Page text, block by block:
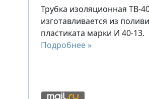
Трубка изоляционная ТВ-
изготавливается из
пластиката марки И 40-13.
Подробнее »